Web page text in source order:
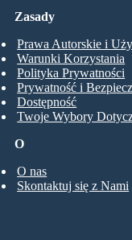
O
O nas
Skontaktuj się z Nami
Zasady
Prawa Autorskie i
Warunki Korzystania
Polityka Prywatności
Prywatność i
Dostępność
Twoje Wybory